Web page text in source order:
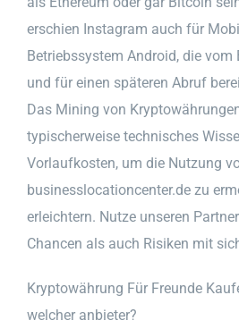
erschien Instagram auch für
Betriebssystem Android, die vom
und für einen späteren Abruf
Das Mining von
typischerweise technisches
Vorlaufkosten, um die Nutzung
businesslocationcenter.de zu
erleichtern. Nutze unseren
Chancen als auch Risiken mit
Kryptowährung Für Freunde
welcher anbieter?